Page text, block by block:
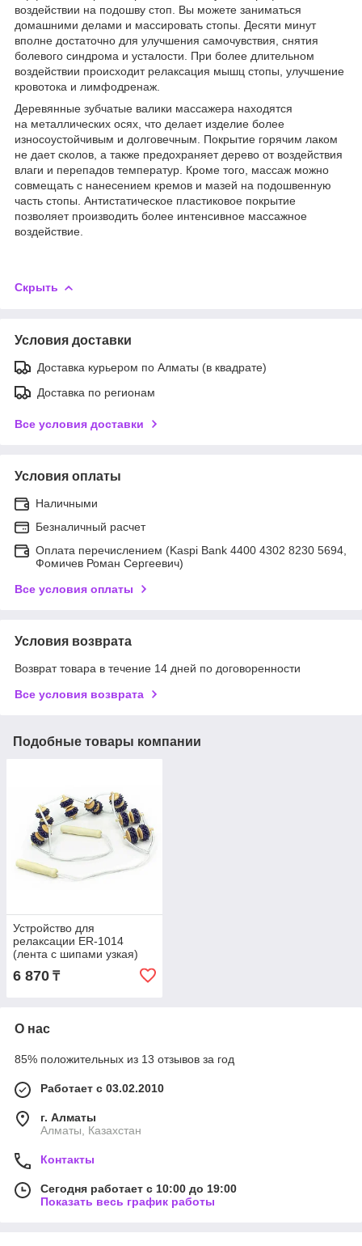
воздействии на подошву стоп. Вы можете заниматься
домашними делами и массировать стопы. Десяти минут
вполне достаточно для улучшения самочувствия, снятия
болевого синдрома и усталости. При более длительном
воздействии происходит релаксация мышц стопы, улучшение
кровотока и лимфодренаж.
Деревянные зубчатые валики массажера находятся
на металлических осях, что делает изделие более
износоустойчивым и долговечным. Покрытие горячим лаком
не дает сколов, а также предохраняет дерево от воздействия
влаги и перепадов температур. Кроме того, массаж можно
совмещать с нанесением кремов и мазей на подошвенную
часть стопы. Антистатическое пластиковое покрытие
позволяет производить более интенсивное массажное
воздействие.
Скрыть
Условия доставки
Доставка курьером по Алматы (в квадрате)
Доставка по регионам
Все условия доставки
Условия оплаты
Наличными
Безналичный расчет
Оплата перечислением (Kaspi Bank 4400 4302 8230 5694,
Фомичев Роман Сергеевич)
Все условия оплаты
Условия возврата
Возврат товара в течение 14 дней по договоренности
Все условия возврата
Подобные товары компании
Устройство для
релаксации ER-1014
(лента с шипами узкая)
6 870 ₸
О нас
85% положительных из 13 отзывов за год
Работает с 03.02.2010
г. Алматы
Алматы, Казахстан
Контакты
Сегодня работает с 10:00 до 19:00
Показать весь график работы